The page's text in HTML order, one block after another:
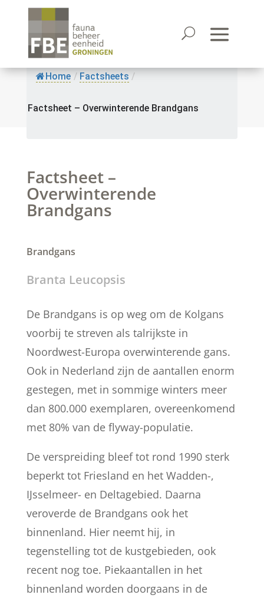
Home / Factsheets /
Factsheet – Overwinterende Brandgans
Factsheet –
Overwinterende
Brandgans
Brandgans
Branta Leucopsis
De Brandgans is op weg om de Kolgans
voorbij te streven als talrijkste in
Noordwest-Europa overwinterende gans.
Ook in Nederland zijn de aantallen enorm
gestegen, met in sommige winters meer
dan 800.000 exemplaren, overeenkomend
met 80% van de flyway-populatie.
De verspreiding bleef tot rond 1990 sterk
beperkt tot Friesland en het Wadden-,
IJsselmeer- en Deltagebied. Daarna
veroverde de Brandgans ook het
binnenland. Hier neemt hij, in
tegenstelling tot de kustgebieden, ook
recent nog toe. Piekaantallen in het
binnenland worden doorgaans in de